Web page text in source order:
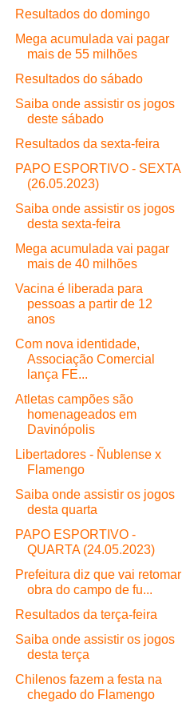
Resultados do domingo
Mega acumulada vai pagar
mais de 55 milhões
Resultados do sábado
Saiba onde assistir os jogos
deste sábado
Resultados da sexta-feira
PAPO ESPORTIVO - SEXTA
(26.05.2023)
Saiba onde assistir os jogos
desta sexta-feira
Mega acumulada vai pagar
mais de 40 milhões
Vacina é liberada para
pessoas a partir de 12
anos
Com nova identidade,
Associação Comercial
lança FE...
Atletas campões são
homenageados em
Davinópolis
Libertadores - Ñublense x
Flamengo
Saiba onde assistir os jogos
desta quarta
PAPO ESPORTIVO -
QUARTA (24.05.2023)
Prefeitura diz que vai retomar
obra do campo de fu...
Resultados da terça-feira
Saiba onde assistir os jogos
desta terça
Chilenos fazem a festa na
chegado do Flamengo